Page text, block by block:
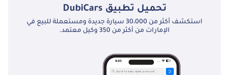
تحميل تطبيق DubiCars
استكشف أكثر من 30،000 سيارة جديدة ومستعملة للبيع في
الإمارات من أكثر من 350 وكيل معتمد.